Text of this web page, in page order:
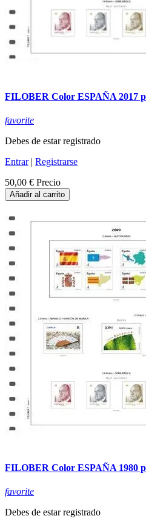
FILOBER Color ESPAÑA 2017
favorite
Debes de estar registrado
Entrar| Registrarse
50,00 € Precio
Añadir al carrito
FILOBER Color ESPAÑA 1980
favorite
Debes de estar registrado